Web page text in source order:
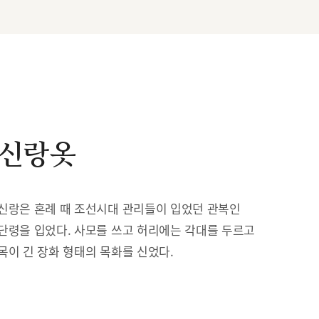
랑옷
랑은 혼례 때 조선시대 관리들이 입었던 관복인
령을 입었다. 사모를 쓰고 허리에는 각대를 두르고
이 긴 장화 형태의 목화를 신었다.